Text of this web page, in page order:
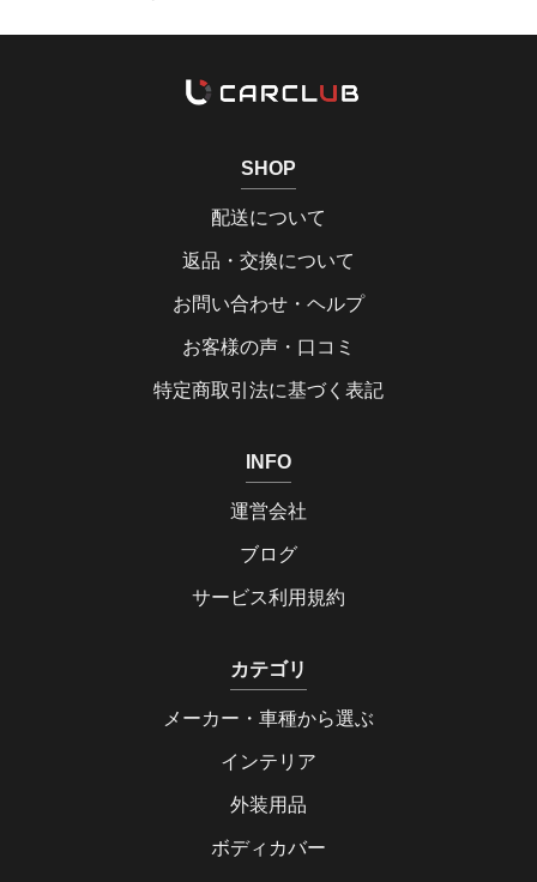
SHOP
配送について
返品・交換について
お問い合わせ・ヘルプ
お客様の声・口コミ
特定商取引法に基づく表記
INFO
運営会社
ブログ
サービス利用規約
カテゴリ
メーカー・車種から選ぶ
インテリア
外装用品
ボディカバー